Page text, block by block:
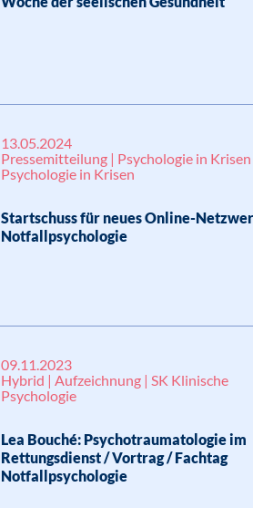
13.05.2024
Pressemitteilung | Psychologie in Krisen
Psychologie in Krisen
Startschuss für neues Online-
Notfallpsychologie
09.11.2023
Hybrid | Aufzeichnung | SK Klinische
Psychologie
Lea Bouché: Psychotraumatologie im
Rettungsdienst / Vortrag / Fachtag
Notfallpsychologie